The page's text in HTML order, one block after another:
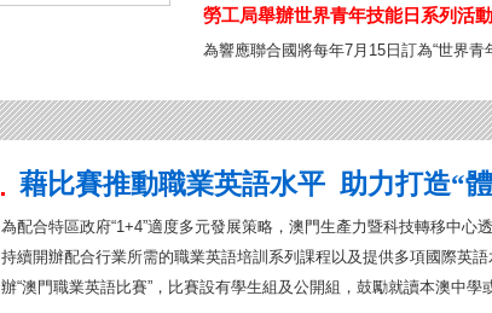
聚青春力量 以藝傳承
勞工局舉辦世界青年技能日系列活
為響應聯合國將每年7月15日訂為“世界
藉比賽推動職業英語水平 助力打造“
為配合特區政府“1+4”適度多元發展策略，澳門生產力暨科技轉移中心
持續開辦配合行業所需的職業英語培訓系列課程以及提供多項國際英
辦“澳門職業英語比賽”，比賽設有學生組及公開組，鼓勵就讀本澳中學